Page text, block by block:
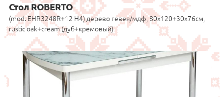
Стол ROBERTO
(mod. EHR3248R+12 H4) дерево гевея/мдф, 80х120+30х76см,
rustic oak+cream (дуб+кремовый)